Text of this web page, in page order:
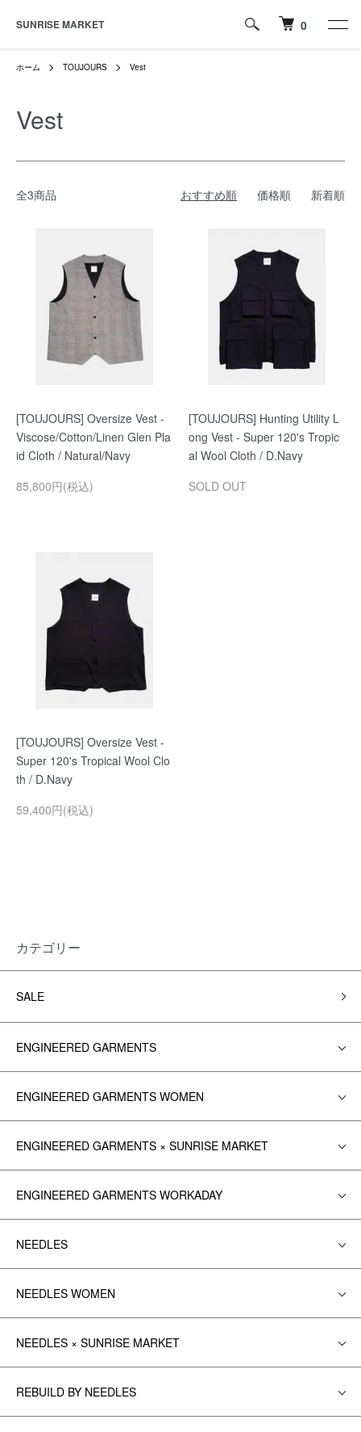
SUNRISE MARKET 0
ホーム TOUJOURS Vest
Vest
全3商品 おすすめ順 価格順 新着順
[TOUJOURS] Oversize Vest -
Viscose/Cotton/Linen Glen Pla
id Cloth / Natural/Navy
85,800円(税込)
[TOUJOURS] Hunting Utility L
ong Vest - Super 120's Tropic
al Wool Cloth / D.Navy
SOLD OUT
[TOUJOURS] Oversize Vest -
Super 120's Tropical Wool Clo
th / D.Navy
59,400円(税込)
カテゴリー
SALE
ENGINEERED GARMENTS
ENGINEERED GARMENTS WOMEN
ENGINEERED GARMENTS × SUNRISE MARKET
ENGINEERED GARMENTS WORKADAY
NEEDLES
NEEDLES WOMEN
NEEDLES × SUNRISE MARKET
REBUILD BY NEEDLES